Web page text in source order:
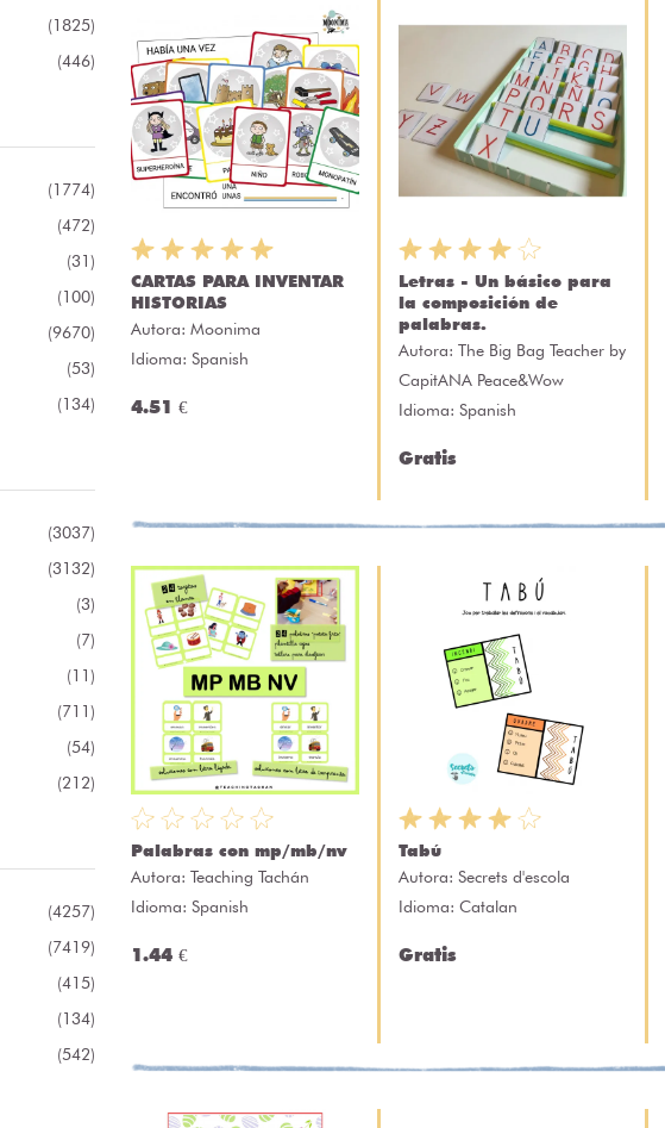
(1825)
(446)
(1774)
(472)
(31)
(100)
(9670)
(53)
(134)
(3037)
(3132)
(3)
(7)
(11)
(711)
(54)
(212)
(4257)
(7419)
(415)
(134)
(542)
CARTAS PARA INVENTAR
HISTORIAS
Autora: Moonima
Idioma: Spanish
4.51 €
Letras - Un básico para
la composición de
palabras.
Autora: The Big Bag Teacher by
CapitANA Peace&Wow
Idioma: Spanish
Gratis
Palabras con mp/mb/nv
Autora: Teaching Tachán
Idioma: Spanish
1.44 €
Tabú
Autora: Secrets d'escola
Idioma: Catalan
Gratis